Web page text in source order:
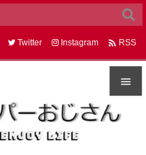


メニュ
Twitter Instagram  RSS